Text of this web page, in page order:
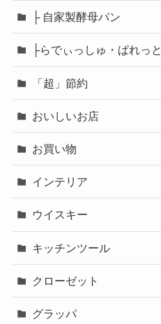
├ 自家製酵母パン
├らでぃっしゅ・ぱれっと
「超」節約
おいしいお店
お買い物
インテリア
ウイスキー
キッチンツール
クローゼット
グラッパ